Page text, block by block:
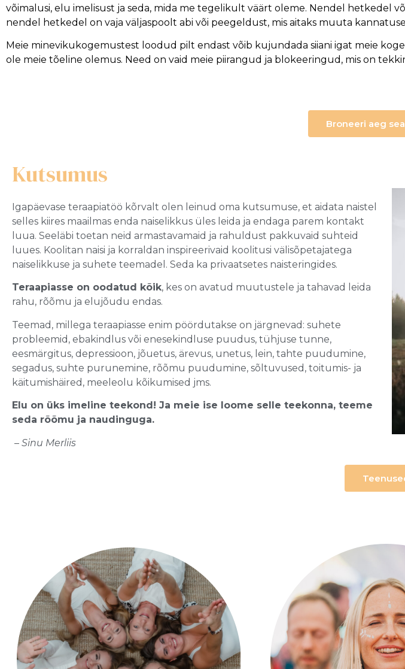
võimalusi, elu imelisust ja seda, mida me tegelikult väärt oleme. Nendel hetkedel
nendel hetkedel on vaja väljaspoolt abi või peegeldust, mis aitaks muuta
Meie minevikukogemustest loodud pilt endast võib kujundada siiani igat meie
ole meie tõeline olemus. Need on vaid meie piirangud ja blokeeringud, mis on
Broneeri aeg
Kutsumus
Igapäevase teraapiatöö kõrvalt olen leinud oma kutsumuse, et aidata naistel
selles kiires maailmas enda naiselikkus üles leida ja endaga parem kontakt
luua. Seeläbi toetan neid armastavamaid ja rahuldust pakkuvaid suhteid
luues. Koolitan naisi ja korraldan inspireerivaid koolitusi välisõpetajatega
naiselikkuse ja suhete teemadel. Seda ka privaatsetes naisteringides.
Teraapiasse on oodatud kõik, kes on avatud muutustele ja tahavad leida
rahu, rõõmu ja elujõudu endas.
Teemad, millega teraapiasse enim pöördutakse on järgnevad: suhete
probleemid, ebakindlus või enesekindluse puudus, tühjuse tunne,
eesmärgitus, depressioon, jõuetus, ärevus, unetus, lein, tahte puudumine,
segadus, suhte purunemine, rõõmu puudumine, sõltuvused, toitumis- ja
käitumishäired, meeleolu kõikumised jms.
Elu on üks imeline teekond! Ja meie ise loome selle teekonna, teeme
seda rõõmu ja naudinguga.
– Sinu Merliis